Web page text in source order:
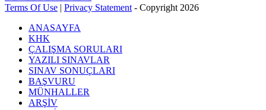
Terms Of Use | Privacy Statement - Copyright 2026
ANASAYFA
KHK
ÇALIŞMA SORULARI
YAZILI SINAVLAR
SINAV SONUÇLARI
BAŞVURU
MÜNHALLER
ARŞİV